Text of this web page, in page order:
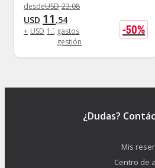
desdeUSD 23.08
USD 11 .54
+ USD 1 .73gastos
gestión
-50%
¿Dudas?
Mis
Centro de